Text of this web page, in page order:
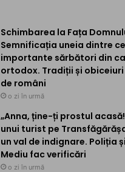
Schimbarea la Fața
Semnificația uneia dintre
importante sărbători din
ortodox. Tradiții și
de români
o zi în urmă
„Anna, ține-ți prostul
unui turist pe
un val de indignare. Poliția
Mediu fac verificări
o zi în urmă